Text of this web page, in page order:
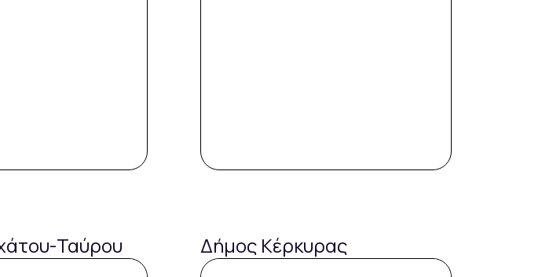
Ταύρου Δήμος Κέρκυρας